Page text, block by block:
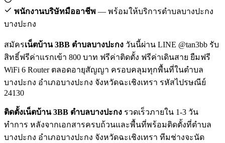
พนักงานบริษัทมืออาชีพ — พร้อมให้บริการตำบลบางปะกง
บางปะกง
สมัครเน็ตบ้าน 3BB ตำบลบางปะกง วันนี้ผ่าน LINE @tan3bb รับ
สิทธิ์ฟรีค่าแรกเข้า 800 บาท ฟรีค่าติดตั้ง ฟรีค่าเดินสาย ยืมฟรี
WiFi 6 Router ตลอดอายุสัญญา ครอบคลุมทุกพื้นที่ในตำบล
บางปะกง อำเภอบางปะกง จังหวัดฉะเชิงเทรา รหัสไปรษณีย์
24130
ติดตั้งเน็ตบ้าน 3BB ตำบลบางปะกง รวดเร็วภายใน 1-3 วัน
ทำการ หลังจากเอกสารครบถ้วนและพื้นที่พร้อมติดตั้งที่ตำบล
บางปะกง อำเภอบางปะกง จังหวัดฉะเชิงเทรา ทีมช่างจะนัด